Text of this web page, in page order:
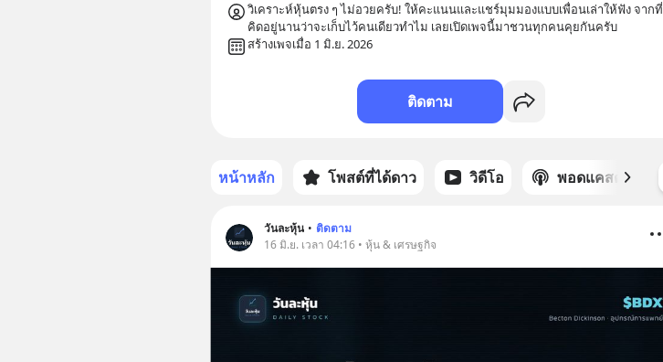
วิเคราะห์หุ้นตรง ๆ ไม่อวยครับ! ให้คะแนนและแชร์มุมมองแบบเพื่อนเล่าให้ฟัง จากที่
คิดอยู่นานว่าจะเก็บไว้คนเดียวทำไม เลยเปิดเพจนี้มาชวนทุกคนคุยกันครับ
สร้างเพจเมื่อ 1 มิ.ย. 2026
ติดตาม
หน้าหลัก โพสต์ที่ได้ดาว วิดีโอ พอดแคสต์
วันละหุ้น • ติดตาม
16 มิ.ย. เวลา 04:16 • หุ้น & เศรษฐกิจ